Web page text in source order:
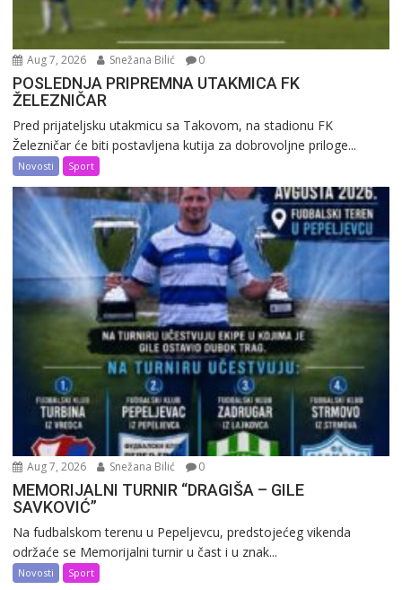
Aug 7, 2026 Snežana Bilić 0
POSLEDNJA PRIPREMNA UTAKMICA FK
ŽELEZNIČAR
Pred prijateljsku utakmicu sa Takovom, na stadionu FK
Železničar će biti postavljena kutija za dobrovoljne priloge...
Novosti Sport
Aug 7, 2026 Snežana Bilić 0
MEMORIJALNI TURNIR “DRAGIŠA – GILE
SAVKOVIĆ”
Na fudbalskom terenu u Pepeljevcu, predstojećeg vikenda
održaće se Memorijalni turnir u čast i u znak...
Novosti Sport